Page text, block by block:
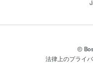
©
法律上のプライ